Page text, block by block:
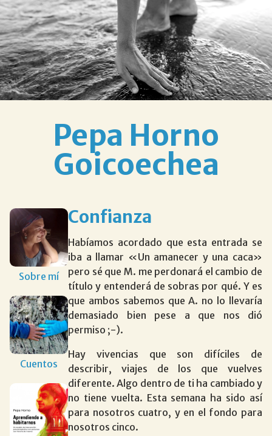
Pepa Horno
Goicoechea
Sobre mí
Cuentos
Confianza
Habíamos acordado que esta entrada se
iba a llamar «Un amanecer y una caca»
pero sé que M. me perdonará el cambio de
título y entenderá de sobras por qué. Y es
que ambos sabemos que A. no lo llevaría
demasiado bien pese a que nos dió
permiso ;-).
Hay vivencias que son difíciles de
describir, viajes de los que vuelves
diferente. Algo dentro de ti ha cambiado y
no tiene vuelta. Esta semana ha sido así
para nosotros cuatro, y en el fondo para
nosotros cinco.